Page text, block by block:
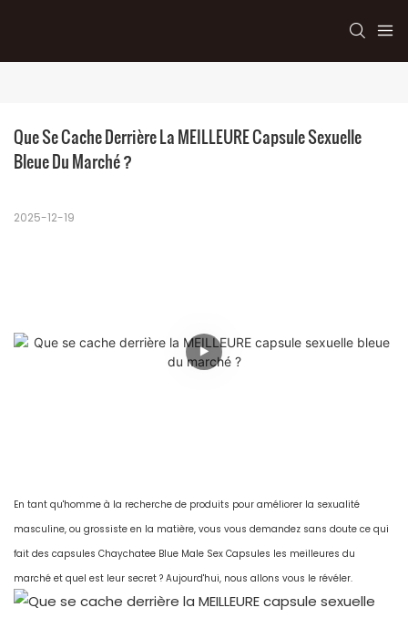
Que Se Cache Derrière La MEILLEURE Capsule Sexuelle
Bleue Du Marché ?
2025-12-19
En tant qu'homme à la recherche de produits pour améliorer la sexualité
masculine, ou grossiste en la matière, vous vous demandez sans doute ce qui
fait des capsules Chaychatee Blue Male Sex Capsules les meilleures du
marché et quel est leur secret ? Aujourd'hui, nous allons vous le révéler.